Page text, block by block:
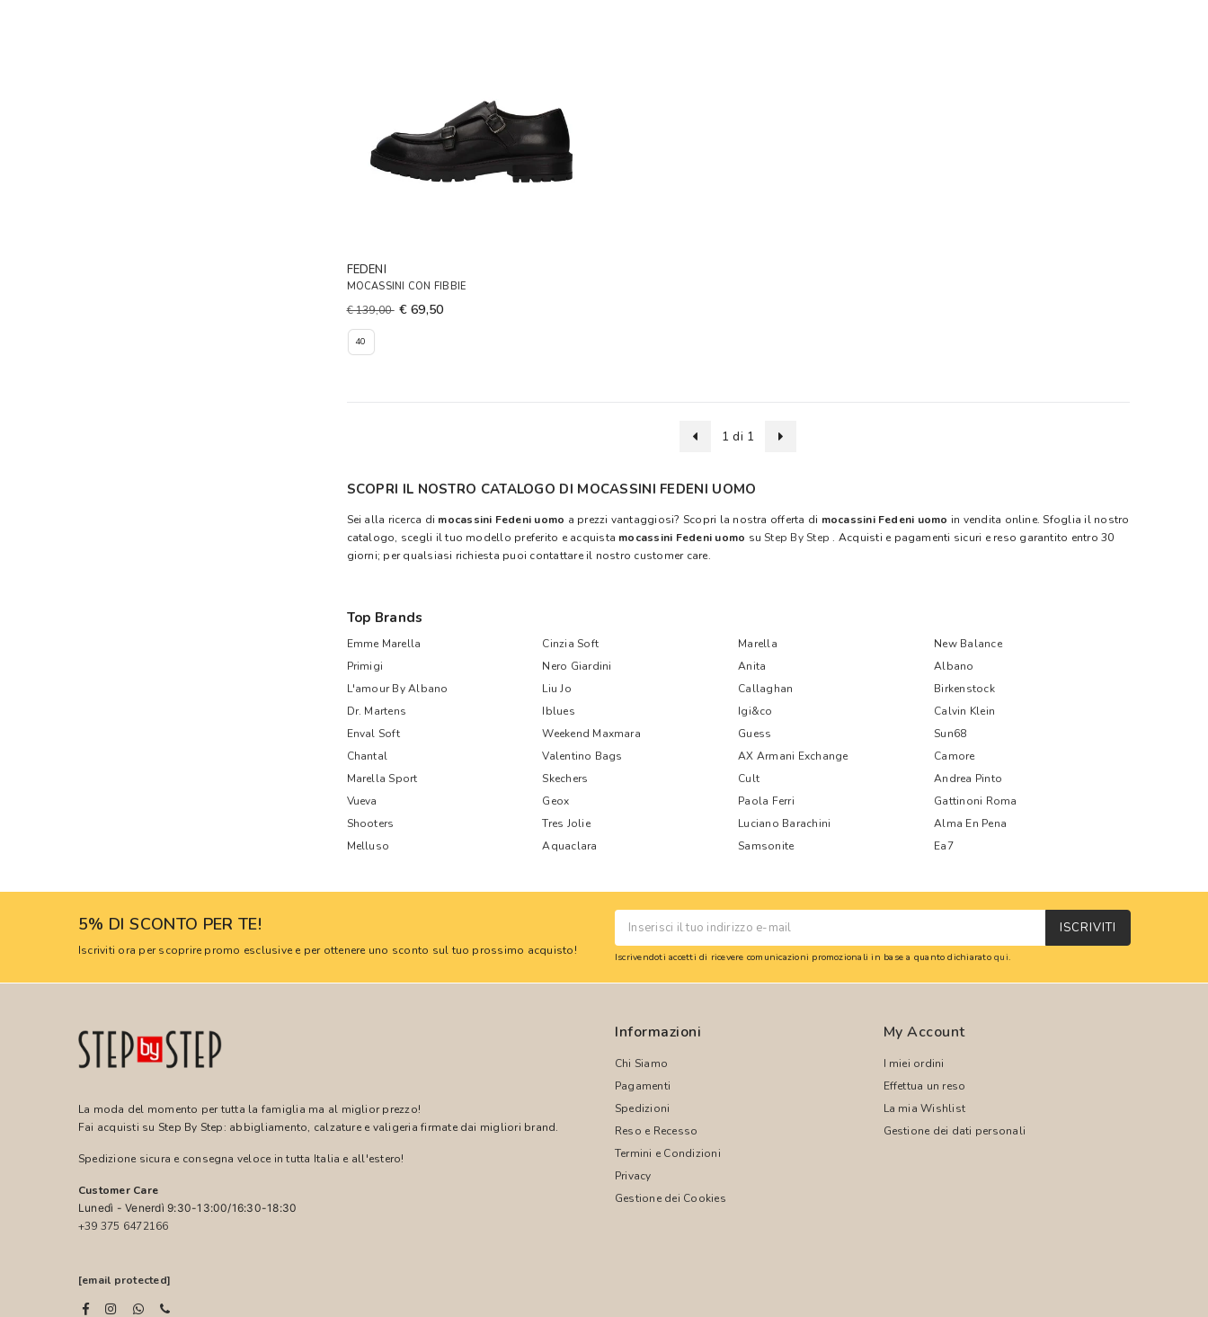
FEDENI
MOCASSINI CON FIBBIE
€ 139,00 € 69,50
40
1 di 1
SCOPRI IL NOSTRO CATALOGO DI MOCASSINI FEDENI UOMO
Sei alla ricerca di mocassini Fedeni uomo a prezzi vantaggiosi? Scopri la nostra offerta di mocassini Fedeni uomo in vendita online. Sfoglia il nostro
catalogo, scegli il tuo modello preferito e acquista mocassini Fedeni uomo suStep By Step . Acquisti e pagamenti sicuri e reso garantito entro 30
giorni; per qualsiasi richiesta puoi contattare il nostro customer care.
Top Brands
Emme Marella Cinzia Soft Marella
New Balance
Primigi
Nero Giardini Anita
Albano
L'amour By Albano
Liu Jo Callaghan
Birkenstock
Dr. Martens
Iblues Igi&co
Calvin Klein
Enval Soft
Weekend Maxmara Guess
Sun68
Chantal
Valentino Bags AX Armani Exchange
Camore
Marella Sport
Skechers Cult
Andrea Pinto
Vueva
Geox Paola Ferri
Gattinoni Roma
Shooters
Tres Jolie Luciano Barachini
Alma En Pena
Melluso
Aquaclara Samsonite Ea7
5% DI SCONTO PER TE!
Iscriviti ora per scoprire promo esclusive e per ottenere uno sconto sul tuo prossimo acquisto!
ISCRIVITI
Iscrivendoti accetti di ricevere comunicazioni promozionali in base a quanto dichiaratoqui.
La moda del momento per tutta la famiglia ma al miglior prezzo!
Fai acquisti su Step By Step: abbigliamento, calzature e valigeria firmate dai migliori brand.
Spedizione sicura e consegna veloce in tutta Italia e all'estero!
Customer Care
Lunedì - Venerdì 9:30-13:00/16:30-18:30
+39 375 6472166
[email protected]
Informazioni
Chi Siamo
Pagamenti
Spedizioni
Reso e Recesso
Termini e Condizioni
Privacy
Gestione dei Cookies
My Account
I miei ordini
Effettua un reso
La mia Wishlist
Gestione dei dati personali